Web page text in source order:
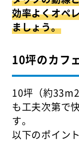
効率よくオペ
ましょう。
10坪のカフ
10坪（約
も工夫次第で
す。
以下のポイン